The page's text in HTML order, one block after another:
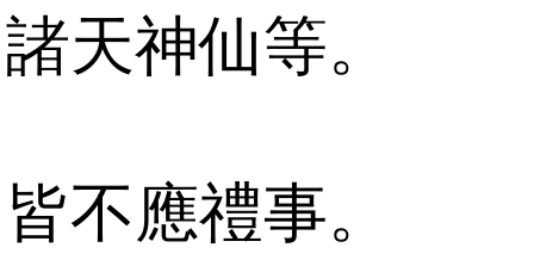
諸天神仙等。
皆不應禮事。